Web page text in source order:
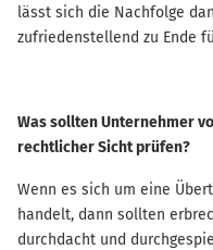
lässt sich die Nachfolge
zufriedenstellend zu Ende
Was sollten Unternehmer
rechtlicher Sicht prüfen?
Wenn es sich um eine
handelt, dann sollten
durchdacht und